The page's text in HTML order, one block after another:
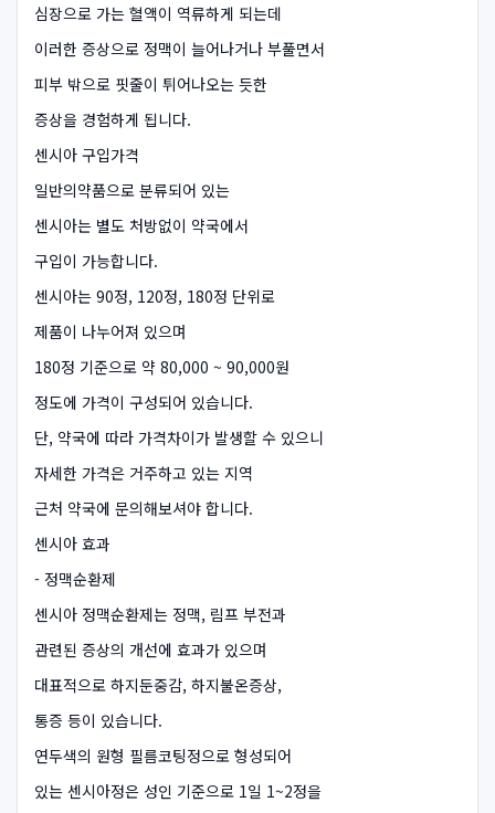
심장으로 가는 혈액이 역류하게 되는데
이러한 증상으로 정맥이 늘어나거나 부풀면서
피부 밖으로 핏줄이 튀어나오는 듯한
증상을 경험하게 됩니다.
센시아 구입가격
일반의약품으로 분류되어 있는
센시아는 별도 처방없이 약국에서
구입이 가능합니다.
센시아는 90정, 120정, 180정 단위로
제품이 나누어져 있으며
180정 기준으로 약 80,000 ~ 90,000원
정도에 가격이 구성되어 있습니다.
단, 약국에 따라 가격차이가 발생할 수 있으니
자세한 가격은 거주하고 있는 지역
근처 약국에 문의해보셔야 합니다.
센시아 효과
- 정맥순환제
센시아 정맥순환제는 정맥, 림프 부전과
관련된 증상의 개선에 효과가 있으며
대표적으로 하지둔중감, 하지불온증상,
통증 등이 있습니다.
연두색의 원형 필름코팅정으로 형성되어
있는 센시아정은 성인 기준으로 1일 1~2정을